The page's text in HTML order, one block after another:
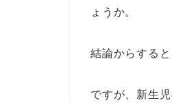
ょうか。
結論からする
ですが、新生